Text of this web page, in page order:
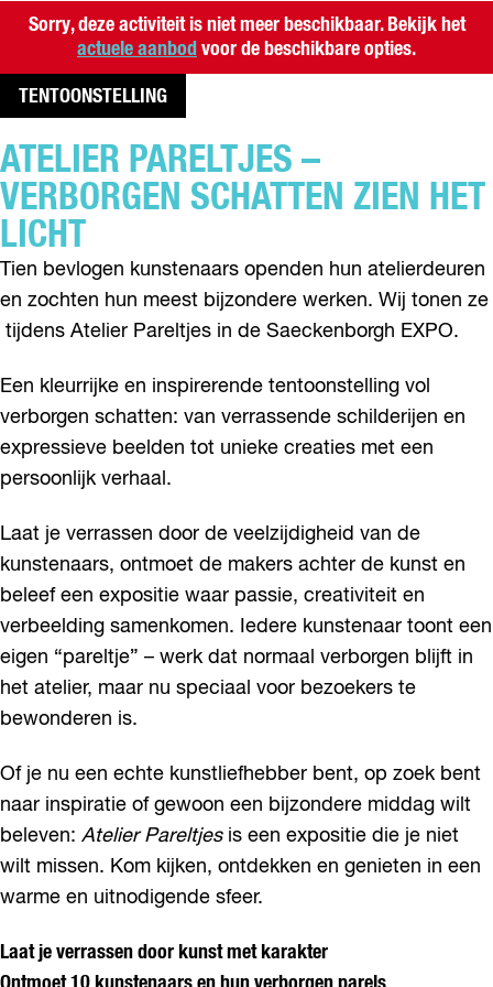
Sorry, deze activiteit is niet meer beschikbaar. Bekijk het
actuele aanbod voor de beschikbare opties.
TENTOONSTELLING
ATELIER PARELTJES –
VERBORGEN SCHATTEN ZIEN HET
LICHT
Tien bevlogen kunstenaars openden hun atelierdeuren
en zochten hun meest bijzondere werken. Wij tonen ze
tijdens Atelier Pareltjes in de Saeckenborgh EXPO.
Een kleurrijke en inspirerende tentoonstelling vol
verborgen schatten: van verrassende schilderijen en
expressieve beelden tot unieke creaties met een
persoonlijk verhaal.
Laat je verrassen door de veelzijdigheid van de
kunstenaars, ontmoet de makers achter de kunst en
beleef een expositie waar passie, creativiteit en
verbeelding samenkomen. Iedere kunstenaar toont een
eigen “pareltje” – werk dat normaal verborgen blijft in
het atelier, maar nu speciaal voor bezoekers te
bewonderen is.
Of je nu een echte kunstliefhebber bent, op zoek bent
naar inspiratie of gewoon een bijzondere middag wilt
beleven: Atelier Pareltjesis een expositie die je niet
wilt missen. Kom kijken, ontdekken en genieten in een
warme en uitnodigende sfeer.
Laat je verrassen door kunst met karakter